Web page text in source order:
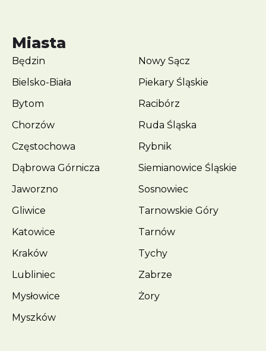
Miasta
Będzin
Bielsko-Biała
Bytom
Chorzów
Częstochowa
Dąbrowa Górnicza
Jaworzno
Gliwice
Katowice
Kraków
Lubliniec
Mysłowice
Myszków
Nowy Sącz
Piekary Śląskie
Racibórz
Ruda Śląska
Rybnik
Siemianowice Śląskie
Sosnowiec
Tarnowskie Góry
Tarnów
Tychy
Zabrze
Żory